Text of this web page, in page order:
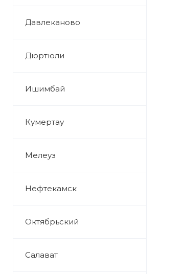
Давлеканово
Дюртюли
Ишимбай
Кумертау
Мелеуз
Нефтекамск
Октябрьский
Салават